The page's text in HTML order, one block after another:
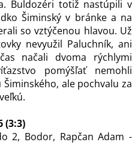
Buldozéri totiž nastúpili v
Šiminský v bránke a na
so vztýčenou hlavou. Už
nevyužil Paluchník, ani
načali dvoma rýchlymi
pomýšľať nemohli
ale pochvalu za
(3:3)
2, Bodor, Rapčan Adam -